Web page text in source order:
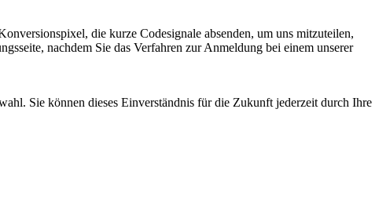
die kurze Codesignale absenden, um uns mitzuteilen,
nachdem Sie das Verfahren zur Anmeldung bei einem unserer
Sie können dieses Einverständnis für die Zukunft jederzeit durch Ihre